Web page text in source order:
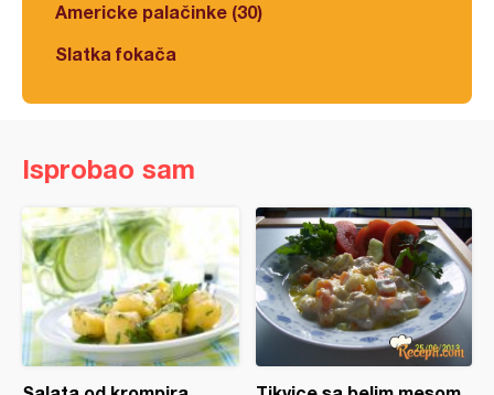
Americke palačinke (30)
Slatka fokača
Isprobao sam